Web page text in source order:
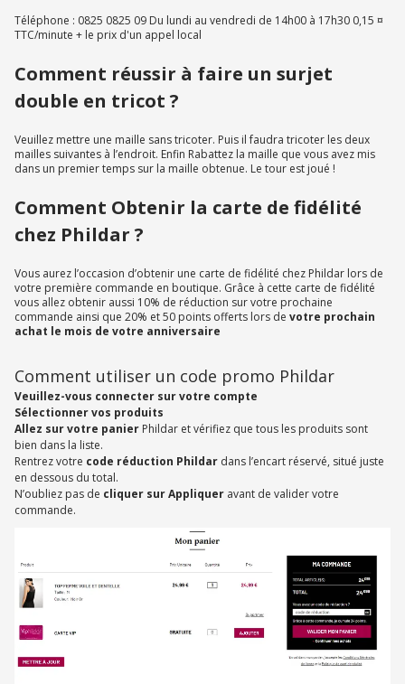
Téléphone : 0825 0825 09 Du lundi au vendredi de 14h00 à 17h30 0,15 ¤
TTC/minute + le prix d'un appel local
Comment réussir à faire un surjet
double en tricot ?
Veuillez mettre une maille sans tricoter. Puis il faudra tricoter les deux
mailles suivantes à l’endroit. Enfin Rabattez la maille que vous avez mis
dans un premier temps sur la maille obtenue. Le tour est joué !
Comment Obtenir la carte de fidélité
chez Phildar ?
Vous aurez l’occasion d’obtenir une carte de fidélité chez Phildar lors de
votre première commande en boutique. Grâce à cette carte de fidélité
vous allez obtenir aussi 10% de réduction sur votre prochaine
commande ainsi que 20% et 50 points offerts lors de votre prochain
achat le mois de votre anniversaire
Comment utiliser un code promo Phildar
Veuillez-vous connecter sur votre compte
Sélectionner vos produits
Allez sur votre panier Phildar et vérifiez que tous les produits sont
bien dans la liste.
Rentrez votre code réduction Phildar dans l’encart réservé, situé juste
en dessous du total.
N’oubliez pas de cliquer sur Appliquer avant de valider votre
commande.